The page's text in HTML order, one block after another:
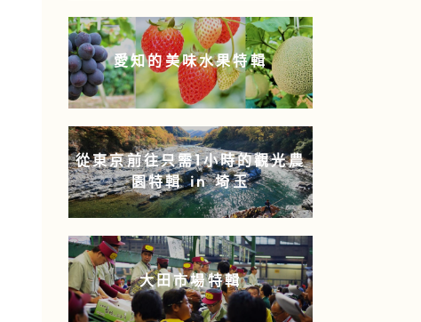
愛知的美味水果特輯
從東京前往只需1小時的觀光農
園特輯 in 埼玉
大田市場特輯